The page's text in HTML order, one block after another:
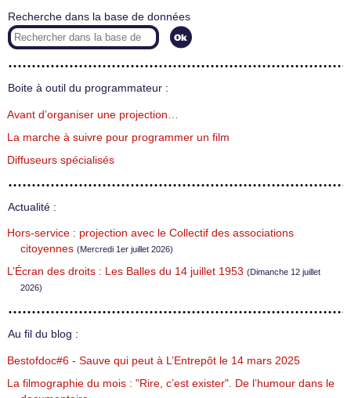
Recherche dans la base de données
Boite à outil du programmateur :
Avant d’organiser une projection…
La marche à suivre pour programmer un film
Diffuseurs spécialisés
Actualité :
Hors-service : projection avec le Collectif des associations
citoyennes (Mercredi 1er juillet 2026)
L’Écran des droits : Les Balles du 14 juillet 1953 (Dimanche 12 juillet
2026)
Au fil du blog :
Bestofdoc#6 - Sauve qui peut à L’Entrepôt le 14 mars 2025
La filmographie du mois : "Rire, c’est exister". De l’humour dans le